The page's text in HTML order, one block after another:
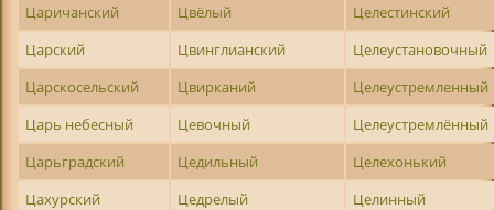
Царичанский
Цвёлый
Целестинский
Царский
Цвинглианский
Целеустановочный
Царскосельский
Цвирканий
Целеустремленный
Царь небесный
Цевочный
Целеустремлённый
Царьградский
Цедильный
Целехонький
Цахурский
Цедрелый
Целинный